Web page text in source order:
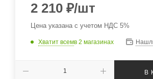
2 210 ₽/шт
Цена указана с учетом НДС 5%
Хватит всемв 2 магазинах
В